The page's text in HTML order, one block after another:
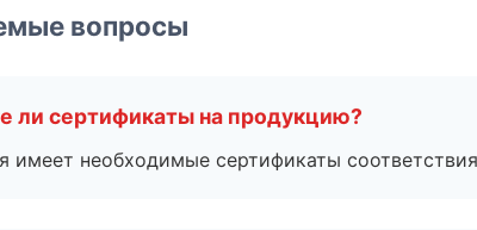
вопросы
ли сертификаты на продукцию?
имеет необходимые сертификаты